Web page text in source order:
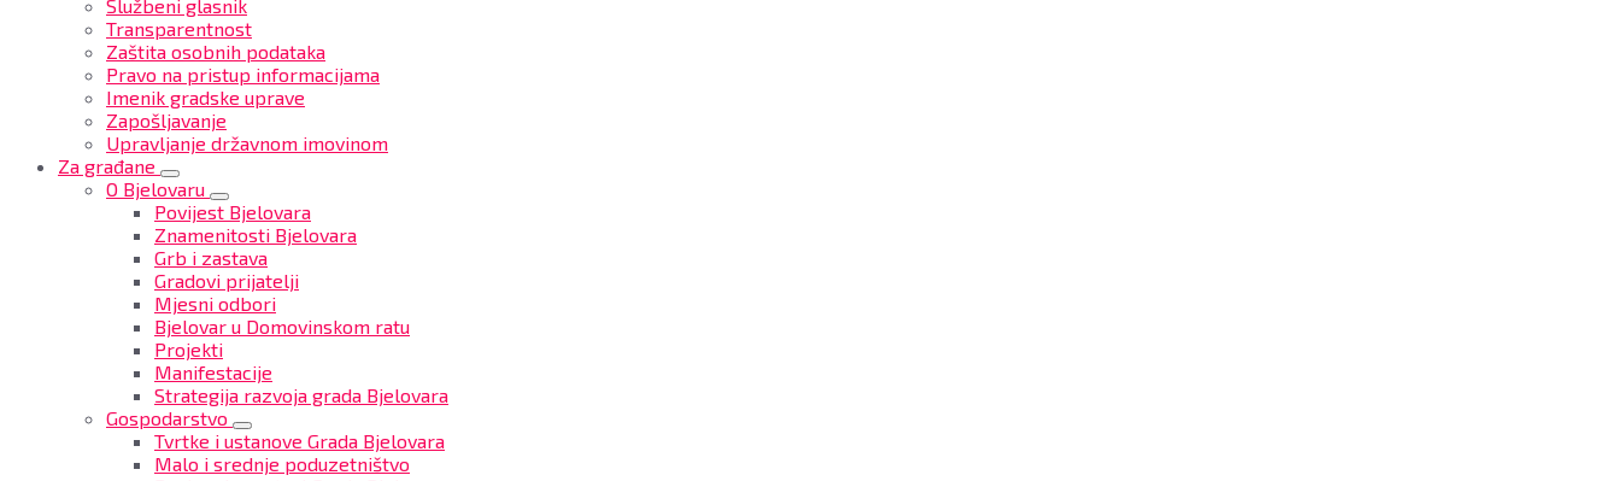
Službeni glasnik
Transparentnost
Zaštita osobnih podataka
Pravo na pristup informacijama
Imenik gradske uprave
Zapošljavanje
Upravljanje državnom imovinom
Za građane
O Bjelovaru
Povijest Bjelovara
Znamenitosti Bjelovara
Grb i zastava
Gradovi prijatelji
Mjesni odbori
Bjelovar u Domovinskom ratu
Projekti
Manifestacije
Strategija razvoja grada Bjelovara
Gospodarstvo
Tvrtke i ustanove Grada Bjelovara
Malo i srednje poduzetništvo